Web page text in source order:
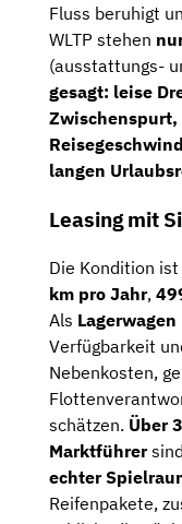
Fluss beruhigt
WLTP stehen
(ausstattungs-
gesagt: leise
langen
Leasing mit
Die Kondition ist
km pro Jahr,
Als Lagerwagen
Verfügbarkeit
Nebenkosten,
schätzen. Über
Marktführer
echter
Reifenpakete,